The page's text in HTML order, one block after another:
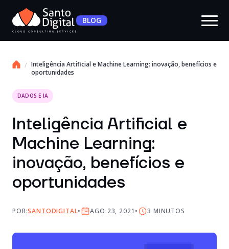
BLOG
Inteligência Artificial e Machine Learning: inovação, benefícios e
oportunidades
DADOS E IA
Inteligência Artificial e
Machine Learning:
inovação, benefícios e
oportunidades
POR:SANTODIGITAL AGO 23, 2021 3 MINUTOS